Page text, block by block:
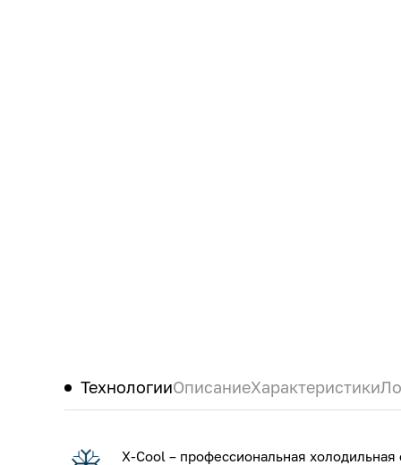
ТехнологииОписаниеХарактеристики
X-Cool – профессиональная холодильная